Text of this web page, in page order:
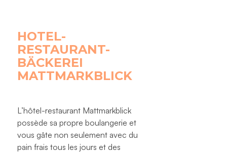
HOTEL-
RESTAURANT-
BÄCKEREI
MATTMARKBLICK
L’hôtel-restaurant Mattmarkblick
possède sa propre boulangerie et
vous gâte non seulement avec du
pain frais tous les jours et des